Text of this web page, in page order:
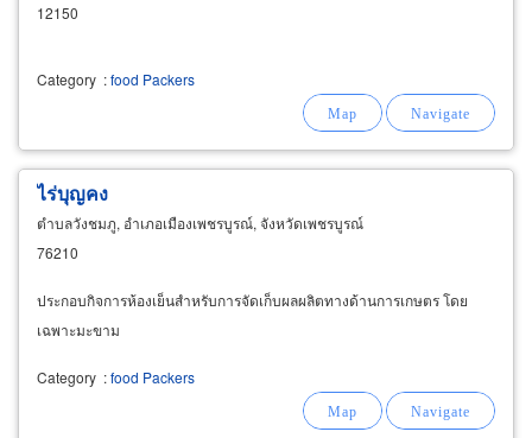
12150
Category :food Packers
ไร่บุญคง
ตำบลวังชมภู, อำเภอเมืองเพชรบูรณ์, จังหวัดเพชรบูรณ์
76210
ประกอบกิจการห้องเย็นสำหรับการจัดเก็บผลผลิตทางด้านการเกษตร โดย
เฉพาะมะขาม
Category :food Packers